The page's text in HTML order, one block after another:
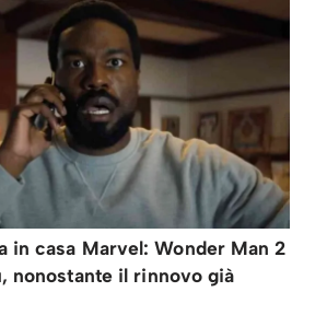
in casa Marvel: Wonder Man 2
nonostante il rinnovo già